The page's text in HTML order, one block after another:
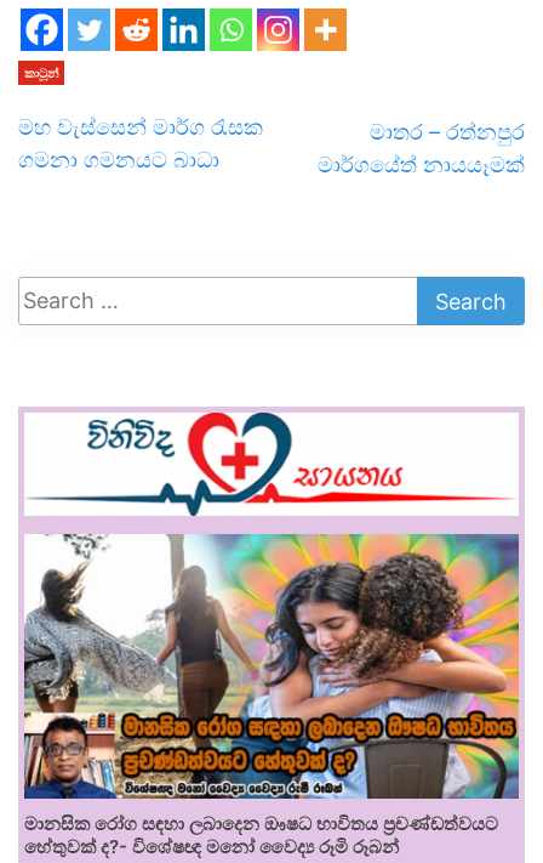
කාටූන්
මහ වැස්සෙන් මාර්ග රැසක
ගමනා ගමනයට බාධා
මාතර – රත්නපුර
මාර්ගයේත් නායයෑමක්
මානසික රෝග සඳහා ලබාදෙන ඖෂධ භාවිතය ප්‍රචණ්ඩත්වයට
හේතුවක් ද?- විශේෂඥ මනෝ වෛද්‍ය රූමි රූබන්